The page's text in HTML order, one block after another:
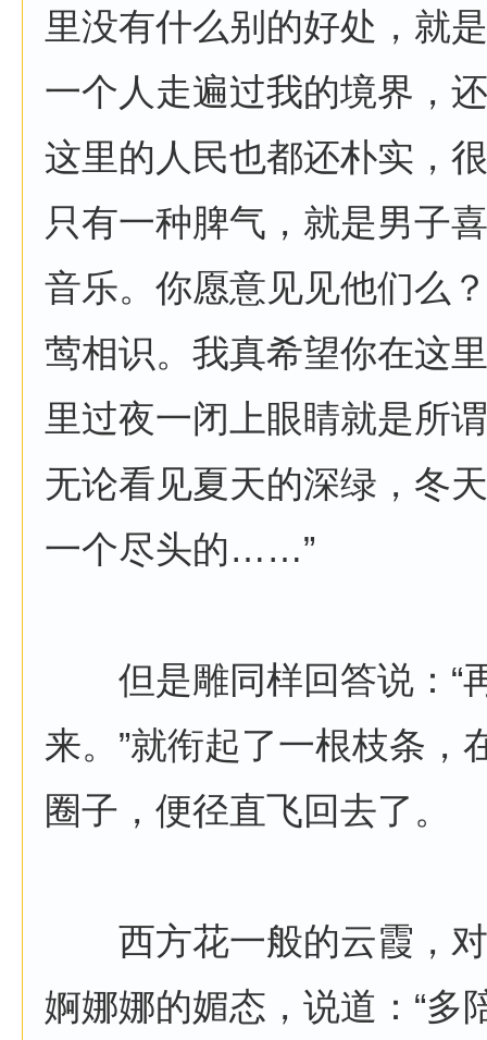
里没有什么别的好处，就
一个人走遍过我的境界，
这里的人民也都还朴实，
只有一种脾气，就是男子
音乐。你愿意见见他们么
莺相识。我真希望你在这
里过夜一闭上眼睛就是所
无论看见夏天的深绿，冬
一个尽头的……”
但是雕同样回答说：“
来。”就衔起了一根枝条，
圈子，便径直飞回去了。
西方花一般的云霞，对
婀娜娜的媚态，说道：“多